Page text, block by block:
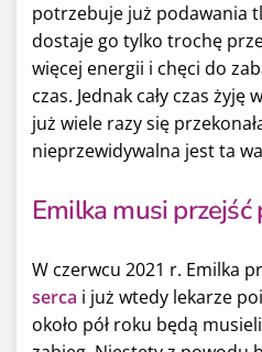
potrzebuje już podawania
dostaje go tylko trochę
więcej energii i chęci do
czas. Jednak cały czas
już wiele razy się
nieprzewidywalna jest ta
Emilka musi przejść
W czerwcu 2021 r. Emilka
serca i już wtedy lekarze
około pół roku będą